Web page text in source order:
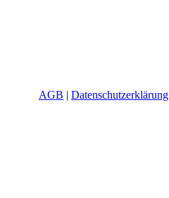
AGB | Datenschutzerklärung